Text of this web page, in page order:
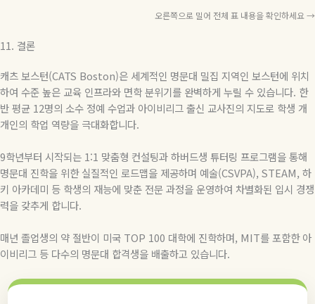
오른쪽으로 밀어 전체 표 내용을 확인하세요 →
11. 결론
캐츠 보스턴(CATS Boston)은 세계적인 명문대 밀집 지역인 보스턴에 위치
하여 수준 높은 교육 인프라와 면학 분위기를 완벽하게 누릴 수 있습니다. 한
반 평균 12명의 소수 정예 수업과 아이비리그 출신 교사진의 지도로 학생 개
개인의 학업 역량을 극대화합니다.
9학년부터 시작되는 1:1 맞춤형 컨설팅과 하버드생 튜터링 프로그램을 통해
명문대 진학을 위한 실질적인 로드맵을 제공하며 예술(CSVPA), STEAM, 하
키 아카데미 등 학생의 재능에 맞춘 전문 과정을 운영하여 차별화된 입시 경쟁
력을 갖추게 합니다.
매년 졸업생의 약 절반이 미국 TOP 100 대학에 진학하며, MIT를 포함한 아
이비리그 등 다수의 명문대 합격생을 배출하고 있습니다.